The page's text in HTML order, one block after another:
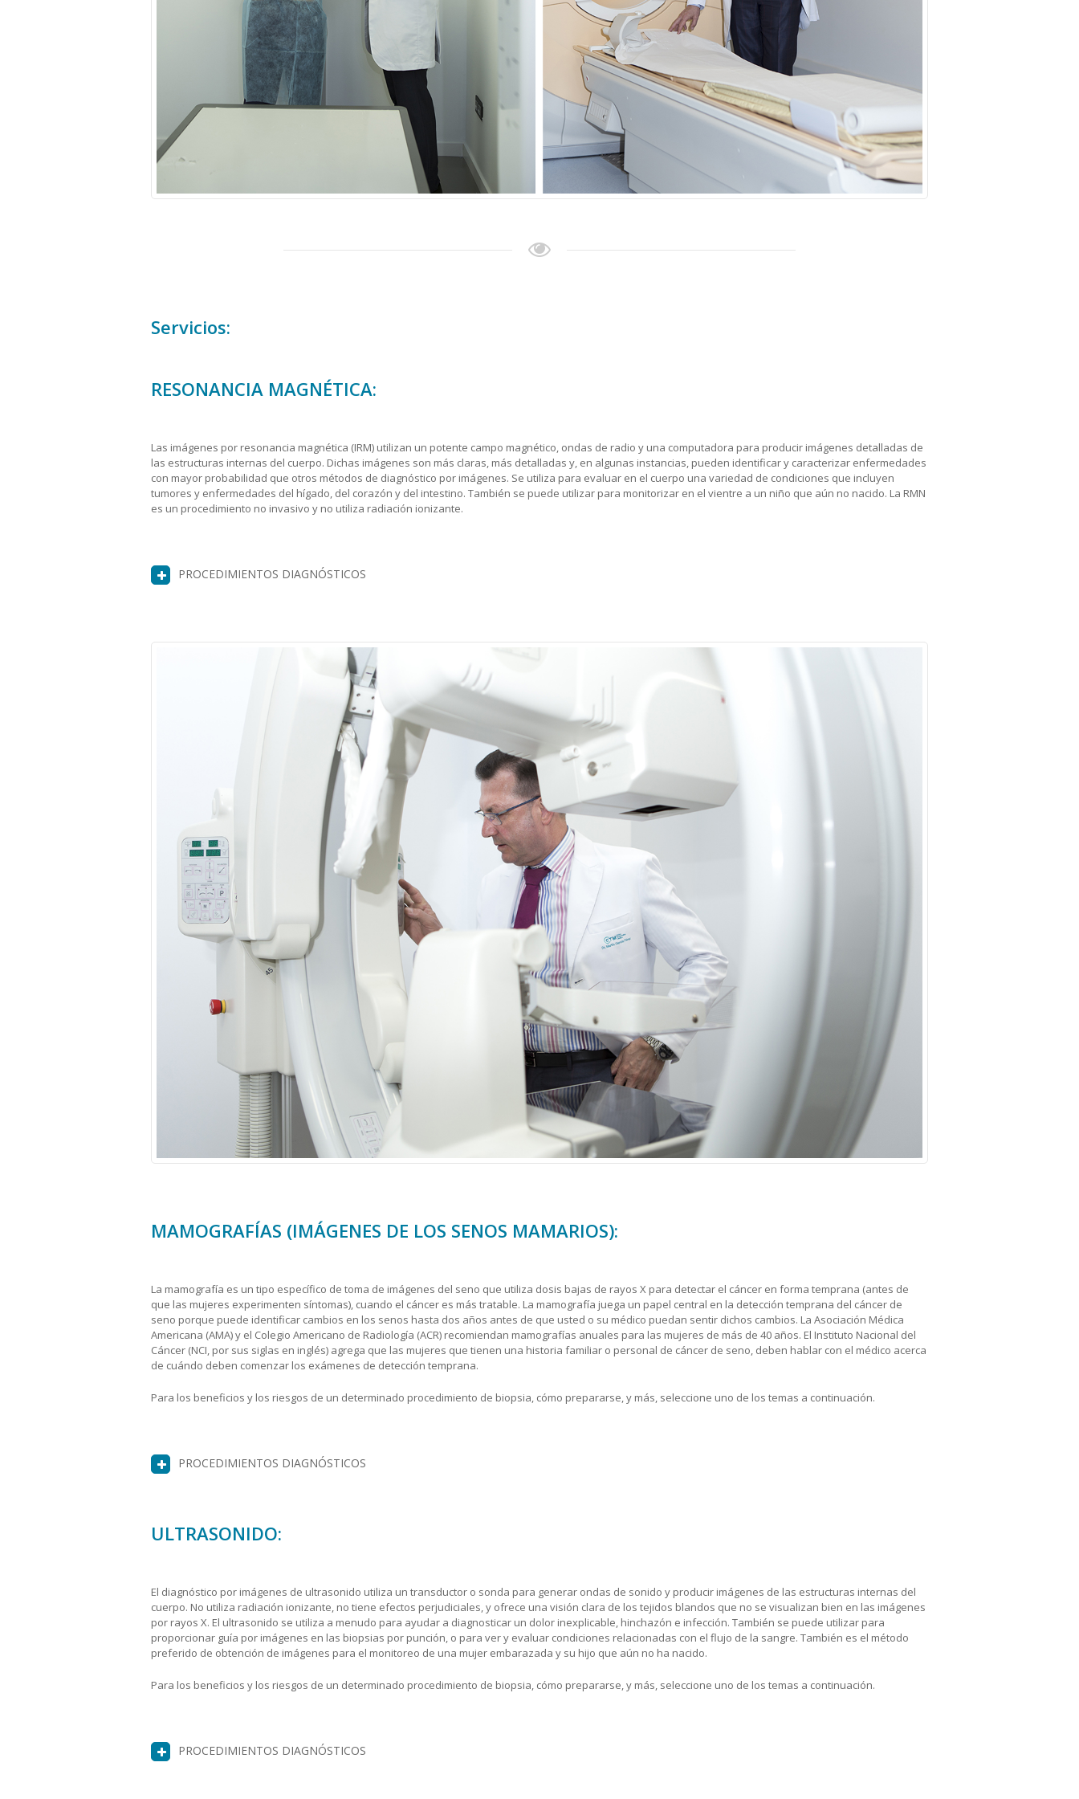
Servicios:
RESONANCIA MAGNÉTICA:
Las imágenes por resonancia magnética (IRM) utilizan un potente campo magnético, ondas de radio y una computadora para producir imágenes detalladas de
las estructuras internas del cuerpo. Dichas imágenes son más claras, más detalladas y, en algunas instancias, pueden identificar y caracterizar enfermedades
con mayor probabilidad que otros métodos de diagnóstico por imágenes. Se utiliza para evaluar en el cuerpo una variedad de condiciones que incluyen
tumores y enfermedades del hígado, del corazón y del intestino. También se puede utilizar para monitorizar en el vientre a un niño que aún no nacido. La RMN
es un procedimiento no invasivo y no utiliza radiación ionizante.
PROCEDIMIENTOS DIAGNÓSTICOS
MAMOGRAFÍAS (IMÁGENES DE LOS SENOS MAMARIOS):
La mamografía es un tipo específico de toma de imágenes del seno que utiliza dosis bajas de rayos X para detectar el cáncer en forma temprana (antes de
que las mujeres experimenten síntomas), cuando el cáncer es más tratable. La mamografía juega un papel central en la detección temprana del cáncer de
seno porque puede identificar cambios en los senos hasta dos años antes de que usted o su médico puedan sentir dichos cambios. La Asociación Médica
Americana (AMA) y el Colegio Americano de Radiología (ACR) recomiendan mamografías anuales para las mujeres de más de 40 años. El Instituto Nacional del
Cáncer (NCI, por sus siglas en inglés) agrega que las mujeres que tienen una historia familiar o personal de cáncer de seno, deben hablar con el médico acerca
de cuándo deben comenzar los exámenes de detección temprana.
Para los beneficios y los riesgos de un determinado procedimiento de biopsia, cómo prepararse, y más, seleccione uno de los temas a continuación.
PROCEDIMIENTOS DIAGNÓSTICOS
ULTRASONIDO:
El diagnóstico por imágenes de ultrasonido utiliza un transductor o sonda para generar ondas de sonido y producir imágenes de las estructuras internas del
cuerpo. No utiliza radiación ionizante, no tiene efectos perjudiciales, y ofrece una visión clara de los tejidos blandos que no se visualizan bien en las imágenes
por rayos X. El ultrasonido se utiliza a menudo para ayudar a diagnosticar un dolor inexplicable, hinchazón e infección. También se puede utilizar para
proporcionar guía por imágenes en las biopsias por punción, o para ver y evaluar condiciones relacionadas con el flujo de la sangre. También es el método
preferido de obtención de imágenes para el monitoreo de una mujer embarazada y su hijo que aún no ha nacido.
Para los beneficios y los riesgos de un determinado procedimiento de biopsia, cómo prepararse, y más, seleccione uno de los temas a continuación.
PROCEDIMIENTOS DIAGNÓSTICOS